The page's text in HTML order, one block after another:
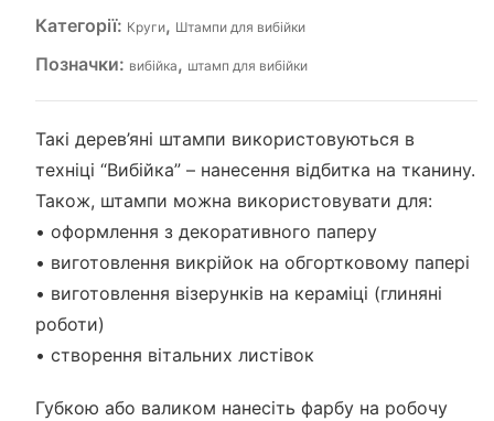
Категорії: Круги, Штампи для вибійки
Позначки: вибійка, штамп для вибійки
Такі дерев’яні штампи використовуються в
техніці “Вибійка” – нанесення відбитка на тканину.
Також, штампи можна використовувати для:
• оформлення з декоративного паперу
• виготовлення викрійок на обгортковому папері
• виготовлення візерунків на кераміці (глиняні
роботи)
• створення вітальних листівок
Губкою або валиком нанесіть фарбу на робочу